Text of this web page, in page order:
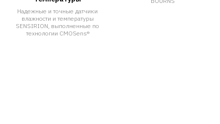
Надежные и точные датчики
влажности и температуры
SENSIRION, выполненные по
технологии CMOSens®